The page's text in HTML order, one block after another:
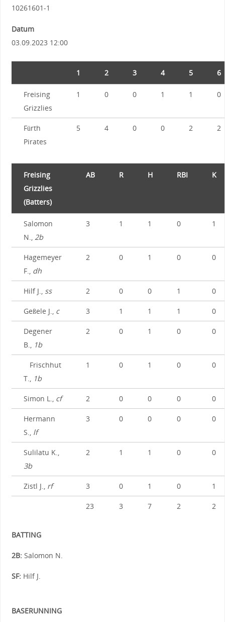
10261601-1
Datum
03.09.2023 12:00
1 2 3 4 5 6
Freising
Grizzlies
1 0 0 1 1 0
Fürth
Pirates
5 4 0 0 2 2
Freising
Grizzlies
(Batters)
AB R H RBI K
Salomon
N., 2b
3 1 1 0 1
Hagemeyer
F., dh
2 0 1 0 0
Hilf J., ss 2 0 0 1 0
Geßele J., c 3 1 1 1 0
Degener
B.,
1b
2 0 1 0 0
Frischhut
T.,
1b
1 0 1 0 0
Simon L., cf 2 0 0 0 0
Hermann
S., lf
3 0 0 0 0
Sulilatu K.,
3b
2 1 1 0 0
Zistl J., rf 3 0 1 0 1
23 3 7 2 2
BATTING
2B:Salomon N.
SF:Hilf J.
BASERUNNING